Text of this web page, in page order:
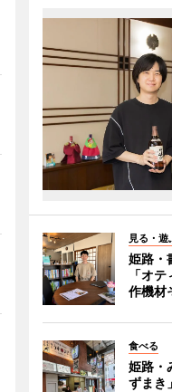
見る・遊
姫路・
「オ
作機材
食べる
姫路・
ずまき